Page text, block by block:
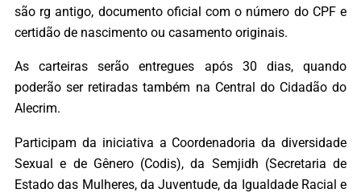
são rg antigo, documento oficial com o número do CPF e
certidão de nascimento ou casamento originais.
As carteiras serão entregues após 30 dias, quando
poderão ser retiradas também na Central do Cidadão do
Alecrim.
Participam da iniciativa a Coordenadoria da diversidade
Sexual e de Gênero (Codis), da Semjidh (Secretaria de
Estado das Mulheres, da Juventude, da Igualdade Racial e